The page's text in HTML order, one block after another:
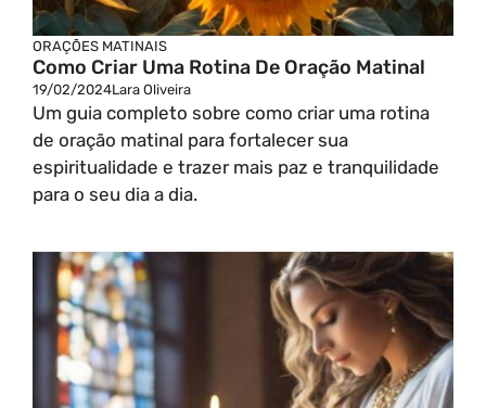
ORAÇÕES MATINAIS
Como Criar Uma Rotina De Oração Matinal
19/02/2024Lara Oliveira
Um guia completo sobre como criar uma rotina
de oração matinal para fortalecer sua
espiritualidade e trazer mais paz e tranquilidade
para o seu dia a dia.